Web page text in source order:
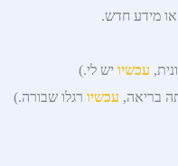
או מידע חדש.
עכשיו יש לי.)
בריאה, עכשיו רגלו שבורה.)